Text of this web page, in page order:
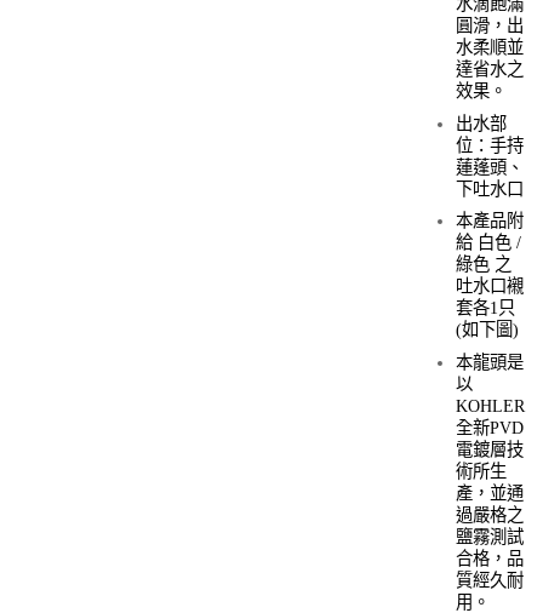
圓滑，出
水柔順並
達省水之
效果。
出水部
位：手持
蓮蓬頭、
下吐水口
本產品附
給 白色 /
綠色 之
吐水口襯
套各1只
(如下圖)
本龍頭是
以
KOHLER
全新PVD
電鍍層技
術所生
產，並通
過嚴格之
鹽霧測試
合格，品
質經久耐
用。